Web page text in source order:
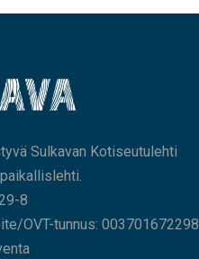
Sulkavan Kotiseutulehti
8
OVT-tunnus: 003701672298